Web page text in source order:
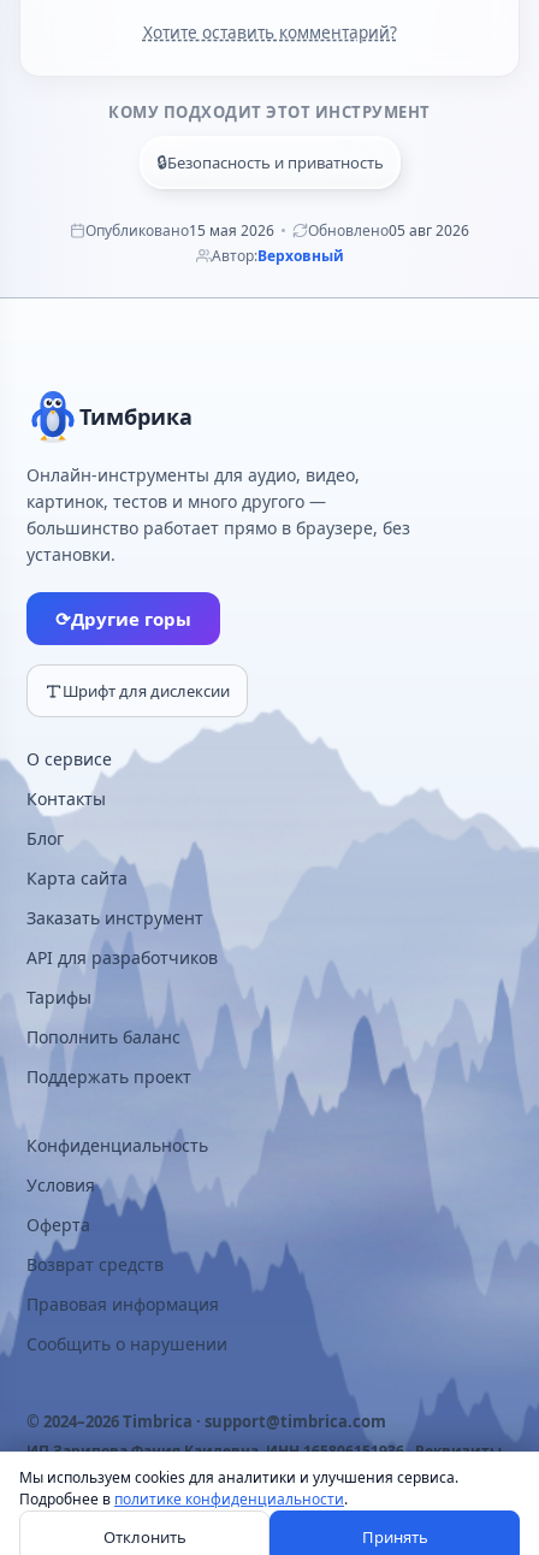
Хотите оставить комментарий?
КОМУ ПОДХОДИТ ЭТОТ ИНСТРУМЕНТ
🔒Безопасность и приватность
Опубликовано15 мая 2026 Обновлено05 авг 2026
Автор:Верховный
Тимбрика
Онлайн-инструменты для аудио, видео,
картинок, тестов и много другого —
большинство работает прямо в браузере, без
установки.
⟳Другие горы
Шрифт для дислексии
О сервисе
Контакты
Блог
Карта сайта
Заказать инструмент
API для разработчиков
Тарифы
Пополнить баланс
Поддержать проект
Конфиденциальность
Условия
Оферта
Возврат средств
Правовая информация
Сообщить о нарушении
© 2024–2026 Timbrica · support@timbrica.com
ИП Зарипова Фания Каилевна, ИНН 165806151936 ·Реквизиты
Мы используем cookies для аналитики и улучшения сервиса.
Подробнее в политике конфиденциальности.
Отклонить Принять